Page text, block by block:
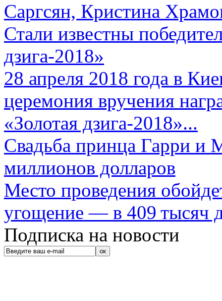
Саргсян, Кристина
Стали известны
дзига-2018»
28 апреля 2018 года в
церемония вручения
«Золотая дзига-2018»...
Свадьба принца Гарри и
миллионов долларов
Место проведения
угощение — в 409 тысяч
Подписка на новости